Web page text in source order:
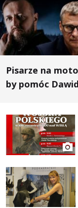
Pisarze na
by pomóc